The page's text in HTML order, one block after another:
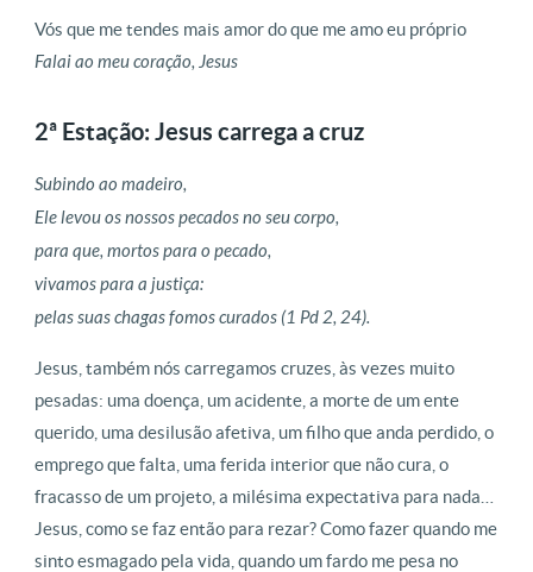
Vós que me tendes mais amor do que me amo eu próprio
Falai ao meu coração, Jesus
2ª Estação: Jesus carrega a cruz
Subindo ao madeiro,
Ele levou os nossos pecados no seu corpo,
para que, mortos para o pecado,
vivamos para a justiça:
pelas suas chagas fomos curados (1 Pd 2, 24).
Jesus, também nós carregamos cruzes, às vezes muito
pesadas: uma doença, um acidente, a morte de um ente
querido, uma desilusão afetiva, um filho que anda perdido, o
emprego que falta, uma ferida interior que não cura, o
fracasso de um projeto, a milésima expectativa para nada…
Jesus, como se faz então para rezar? Como fazer quando me
sinto esmagado pela vida, quando um fardo me pesa no